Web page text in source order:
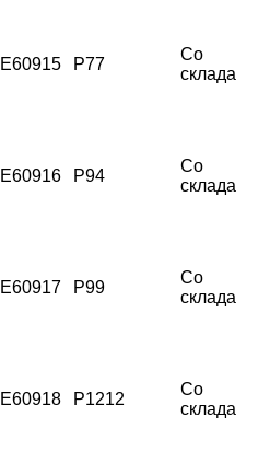
E60915 P77
Со
склада
E60916 P94
Со
склада
E60917 P99
Со
склада
E60918 P1212
Со
склада